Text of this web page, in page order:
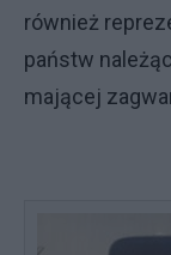
również
państw
mającej